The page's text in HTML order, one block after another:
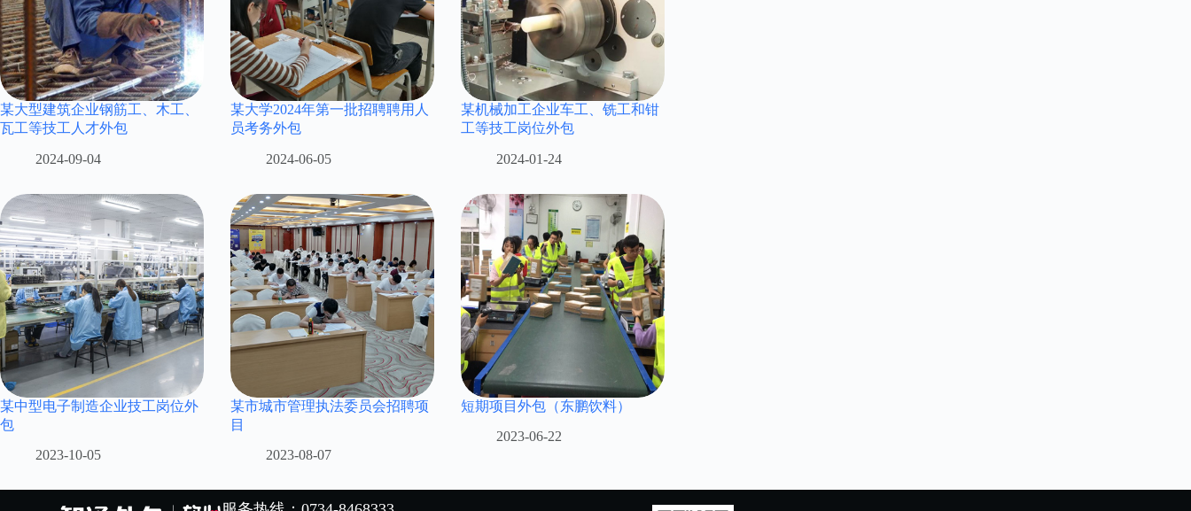
某大型建筑企业钢筋工、木工、
瓦工等技工人才外包
2024-09-04
某大学2024年第一批招聘聘用人
员考务外包
2024-06-05
某机械加工企业车工、铣工和钳
工等技工岗位外包
2024-01-24
某中型电子制造企业技工岗位外
包
2023-10-05
某市城市管理执法委员会招聘项
目
2023-08-07
短期项目外包（东鹏饮料）
2023-06-22